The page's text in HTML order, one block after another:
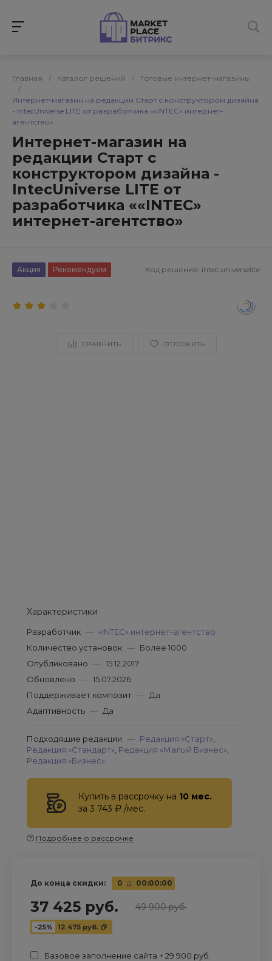
Главная / Каталог решений /
Готовые интернет-магазины
/
Интернет-магазин на редакции Старт с конструктором дизайна
- IntecUniverse LITE от разработчика ««INTEC» интернет-
агентство»
Интернет-магазин на
редакции Старт с
конструктором дизайна -
IntecUniverse LITE от
разработчика ««INTEC»
интернет-агентство»
Акция Рекомендуем Код решения: intec.universelite
СРАВНИТЬ ОТЛОЖИТЬ
Характеристики
Разработчик — «INTEC» интернет-агентство
Количество установок — Более 1000
Опубликовано — 15.12.2017
Обновлено — 15.07.2026
Поддерживает композит — Да
Адаптивность — Да
Подходящие редакции — Редакция «Старт»
Редакция «Стандарт» Редакция «Малый Бизнес»
Редакция «Бизнес»
Купить в рассрочку на 10 мес.
за 3 743
/мес.
Подробнее о рассрочке
До конца скидки: 0 д. 00:00:00
37 425 руб. 49 900 руб.
-25% 12 475 руб.
Базовое заполнение сайта + 29 900 руб.